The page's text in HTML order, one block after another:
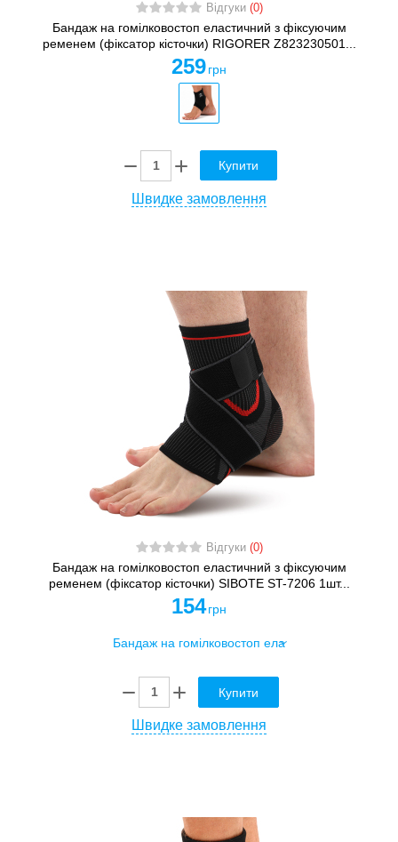
Відгуки (0)
Бандаж на гомілковостоп еластичний з фіксуючим
ременем (фіксатор кісточки) RIGORER Z823230501...
259 грн
Купити
Швидке замовлення
Відгуки (0)
Бандаж на гомілковостоп еластичний з фіксуючим
ременем (фіксатор кісточки) SIBOTE ST-7206 1шт...
154 грн
Купити
Швидке замовлення